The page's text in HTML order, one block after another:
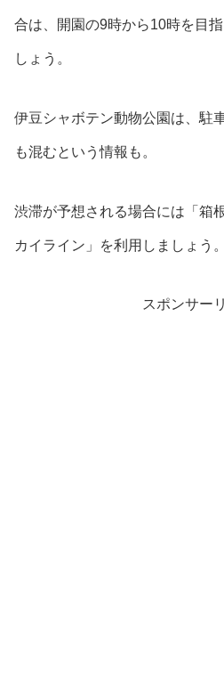
合は、開園の9時から10時を目
しょう。
伊豆シャボテン動物公園は、駐
も混むという情報も。
渋滞が予想される場合には「箱
カイライン」を利用しましょう。
スポンサー